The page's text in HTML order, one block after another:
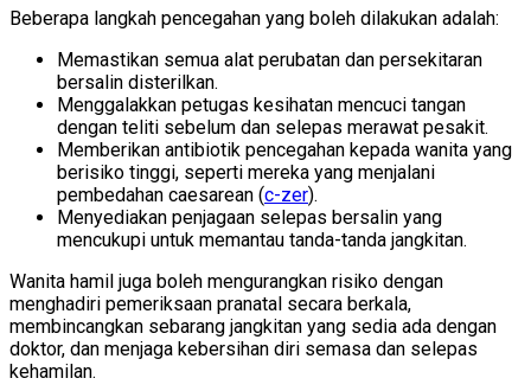
Beberapa langkah pencegahan yang boleh dilakukan adalah:
Memastikan semua alat perubatan dan persekitaran
bersalin disterilkan.
Menggalakkan petugas kesihatan mencuci tangan
dengan teliti sebelum dan selepas merawat pesakit.
Memberikan antibiotik pencegahan kepada wanita yang
berisiko tinggi, seperti mereka yang menjalani
pembedahan caesarean (c-zer).
Menyediakan penjagaan selepas bersalin yang
mencukupi untuk memantau tanda-tanda jangkitan.
Wanita hamil juga boleh mengurangkan risiko dengan
menghadiri pemeriksaan pranatal secara berkala,
membincangkan sebarang jangkitan yang sedia ada dengan
doktor, dan menjaga kebersihan diri semasa dan selepas
kehamilan.